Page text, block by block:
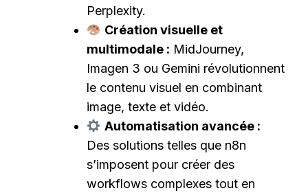
Perplexity.
Création visuelle et
multimodale : MidJourney,
Imagen 3 ou Gemini révolutionnent
le contenu visuel en combinant
image, texte et vidéo.
Automatisation avancée :
Des solutions telles que n8n
s’imposent pour créer des
workflows complexes tout en